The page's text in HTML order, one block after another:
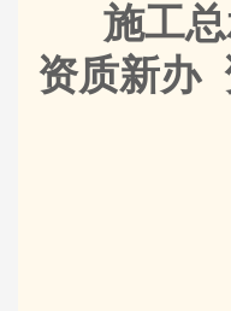
施工
资质新办